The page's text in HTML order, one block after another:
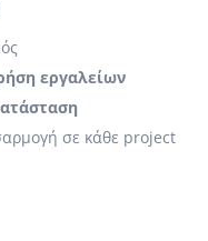
εργαλείων
σε κάθε project